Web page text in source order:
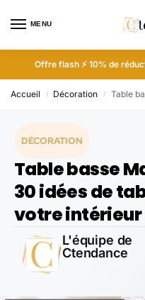
MENU
Offre flash ⚡ 10% de
Accueil / Décoration / Table basse
DÉCORATION
Table basse
30 idées de
votre intérieur
L'équipe de
Ctendance